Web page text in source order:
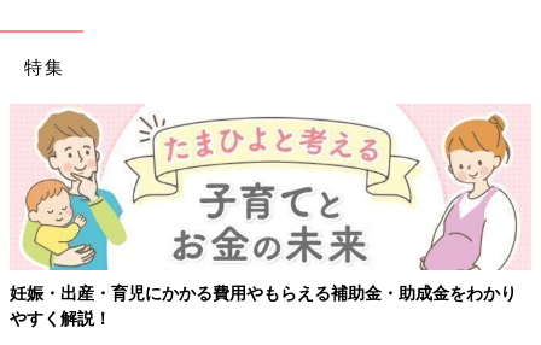
特集
妊娠・出産・育児にかかる費用やもらえる補助金・助成金をわかり
やすく解説！